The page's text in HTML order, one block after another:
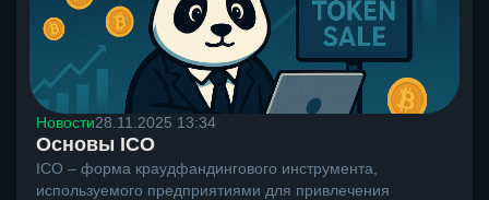
Новости28.11.2025 13:34
Основы ICO
ICO – форма краудфандингового инструмента,
используемого предприятиями для привлечения